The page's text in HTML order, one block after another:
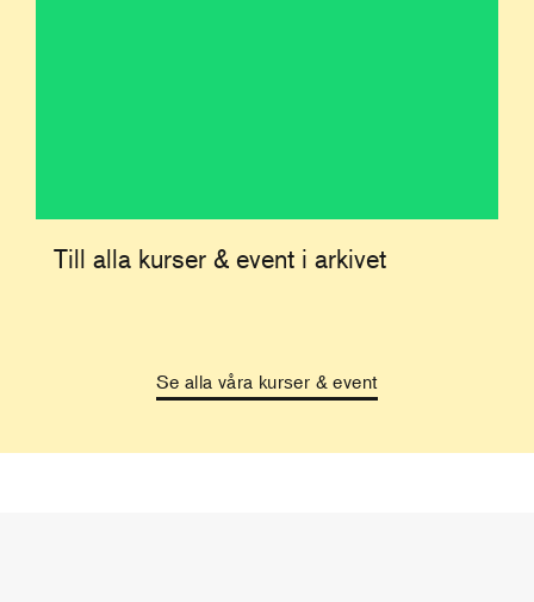
Till alla kurser & event i arkivet
Se alla våra kurser & event